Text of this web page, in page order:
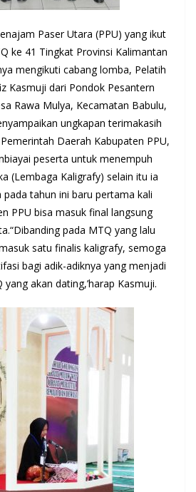
Paser Utara (PPU) yang ikut
ke 41 Tingkat Provinsi Kalimantan
mengikuti cabang lomba, Pelatih
Kasmuji dari Pondok Pesantern
Rawa Mulya, Kecamatan Babulu,
ungkapan terimakasih
Daerah Kabupaten PPU,
peserta untuk menempuh
(Lembaga Kaligrafy) selain itu ia
pada tahun ini baru pertama kali
PPU bisa masuk final langsung
pada MTQ yang lalu
satu finalis kaligrafy, semoga
bagi adik-adiknya yang menjadi
akan dating,’harap Kasmuji.